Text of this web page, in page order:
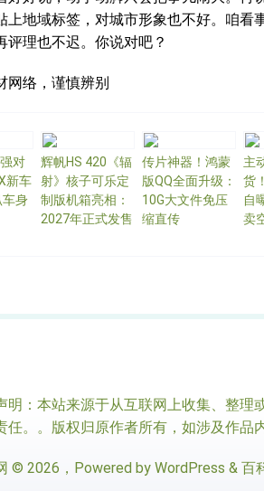
上地域标签，对城市形象也不好。咱
评理也不迟。你说对吧？
网络，谨慎辨别
对
新车
车身
辉帆HS 420《辐
射》核子可乐定
制版机箱亮相：
2027年正式发售
传片神器！鸿蒙
版QQ全面升级：
10G大文件免压
缩直传
主
货
自
卖
本站来源于从互联网上收集、整理
任。。版权归原作者所有，如涉及作品
© 2026，Powered by WordPress & 百